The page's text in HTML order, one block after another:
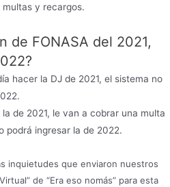
y recargos.
de FONASA del 2021,
hacer la DJ de 2021, el sistema no
de 2021, le van a cobrar una multa
podrá ingresar la de 2022.
inquietudes que enviaron nuestros
de “Era eso nomás” para esta